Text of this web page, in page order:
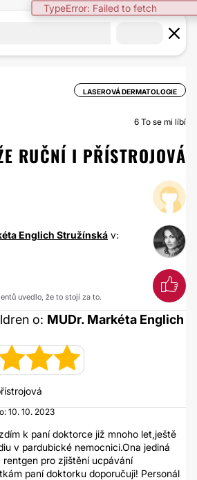
TypeError: Failed to fetch
LASEROVÁ DERMATOLOGIE
6 To se mi líbí
RUČNÍ I PŘÍSTROJOVÁ
Englich Stružínská v:
uvedlo, že to stojí za to.
o: MUDr. Markéta Englich
10. 10. 2023
k paní doktorce již mnoho let,ještě
v pardubické nemocnici.Ona jediná
pro zjištění ucpávání
paní doktorku doporučuji! Personál